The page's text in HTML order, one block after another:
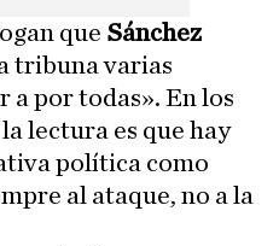
que Sánchez
tribuna varias
a por todas». En los
lectura es que hay
política como
al ataque, no a la